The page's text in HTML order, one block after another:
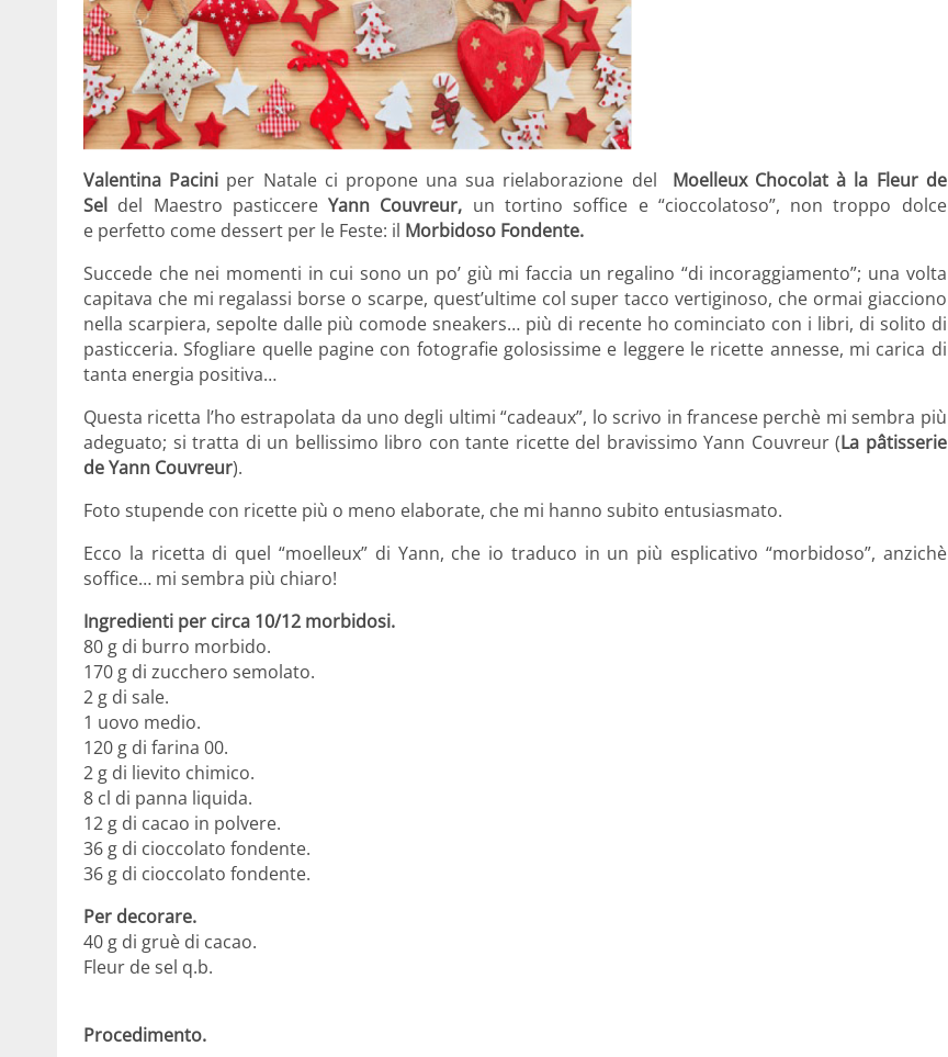
Valentina Pacini per Natale ci propone una sua rielaborazione del Moelleux Chocolat à la Fleur de
Sel del Maestro pasticcereYann Couvreur, un tortino soffice e “cioccolatoso”, non troppo dolce
e perfetto come dessert per le Feste: il Morbidoso Fondente.
Succede che nei momenti in cui sono un po’ giù mi faccia un regalino “di incoraggiamento”; una volta
capitava che mi regalassi borse o scarpe, quest’ultime col super tacco vertiginoso, che ormai giacciono
nella scarpiera, sepolte dalle più comode sneakers… più di recente ho cominciato con i libri, di solito di
pasticceria. Sfogliare quelle pagine con fotografie golosissime e leggere le ricette annesse, mi carica di
tanta energia positiva…
Questa ricetta l’ho estrapolata da uno degli ultimi “cadeaux”, lo scrivo in francese perchè mi sembra più
adeguato; si tratta di un bellissimo libro con tante ricette del bravissimo Yann Couvreur (La pâtisserie
de Yann Couvreur).
Foto stupende con ricette più o meno elaborate, che mi hanno subito entusiasmato.
Ecco la ricetta di quel “moelleux” di Yann, che io traduco in un più esplicativo “morbidoso”, anzichè
soffice… mi sembra più chiaro!
Ingredienti per circa 10/12 morbidosi.
80 g di burro morbido.
170 g di zucchero semolato.
2 g di sale.
1 uovo medio.
120 g di farina 00.
2 g di lievito chimico.
8 cl di panna liquida.
12 g di cacao in polvere.
36 g di cioccolato fondente.
36 g di cioccolato fondente.
Per decorare.
40 g di gruè di cacao.
Fleur de sel q.b.
Procedimento.